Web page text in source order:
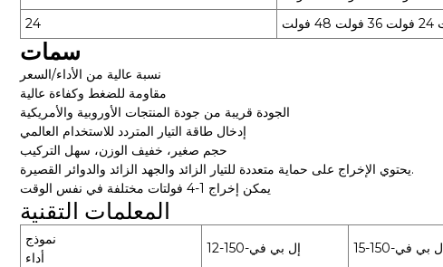
24
سمات
نسبة عالية من الأداء/السعر
مقاومة للضغط وكفاءة عالية
الجودة قريبة من جودة المنتجات الأوروبية والأمريكية
إدخال طاقة التيار المتردد للاستخدام العالمي
حجم صغير، خفيف الوزن، سهل التركيب
يحتوي الإخراج على حماية متعددة للتيار الزائد والجهد الزائد والدوائر القصيرة.
يمكن إخراج 1-4 فولتات مختلفة في نفس الوقت
المعلمات التقنية
نموذج
أداء
إل بي في-150-12 بي في-150-15